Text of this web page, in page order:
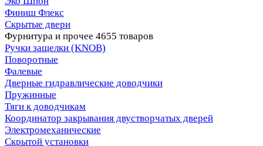
Финиш Флекс
Скрытые двери
Фурнитура и прочее 4655 товаров
Ручки защелки (KNOB)
Поворотные
Фалевые
Дверные гидравлические доводчики
Пружинные
Тяги к доводчикам
Координатор закрывания двустворчатых дверей
Электромеханические
Скрытой установки